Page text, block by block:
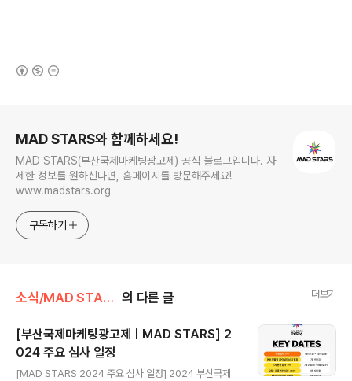
MAD STARS와 함께하세요!
MAD STARS(부산국제마케팅광고제) 공식 블로그입니다. 자
세한 정보를 원하신다면, 홈페이지를 방문해주세요!
www.madstars.org
구독하기
소식/MAD STARS 소식 의 다른 글 더보기
[부산국제마케팅광고제ㅣMAD STARS] 2
024 주요 심사 일정
[MAD STARS 2024 주요 심사 일정] 2024 부산국제